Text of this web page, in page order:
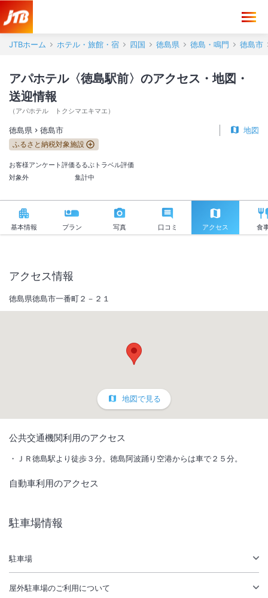
JTBホーム ホテル・旅館・宿 四国 徳島県 徳島・鳴門 徳島市
アパホテル〈徳島駅前〉のアクセス・地図・
送迎情報
（ アパホテル トクシマエキマエ ）
徳島県 徳島市 地図
ふるさと納税対象施設
お客様アンケート評価
対象外
るるぶトラベル評価
集計中
基本情報 プラン 写真 口コミ アクセス 食
ＪＲ徳島駅より徒歩３分の好立地。全室有線LAN＆無線LAN（Wi-Fi）
駐車場あり
アクセス情報
徳島県徳島市一番町２－２１
地図で見る
公共交通機関利用のアクセス
ＪＲ徳島駅より徒歩３分。徳島阿波踊り空港からは車で２５分。
自動車利用のアクセス
駐車場情報
駐車場
屋外駐車場のご利用について